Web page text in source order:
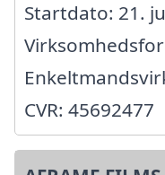
Startdato: 21.
CVR: 45692477